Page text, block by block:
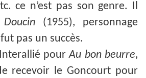
ce n’est pas son genre. Il
Doucin (1955), personnage
pas un succès.
pourAu bon beurre,
recevoir le Goncourt pour